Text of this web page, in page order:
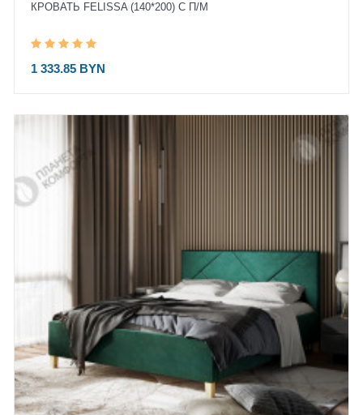
КРОВАТЬ FELISSA (140*200) С П/М
1 333.85 BYN